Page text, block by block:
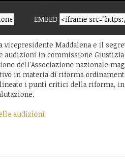
EMBED
Maddalena e il
audizioni in commissione Giustizia
dell'Associazione nazionale
in materia di riforma
i punti critici della riforma,
audizioni